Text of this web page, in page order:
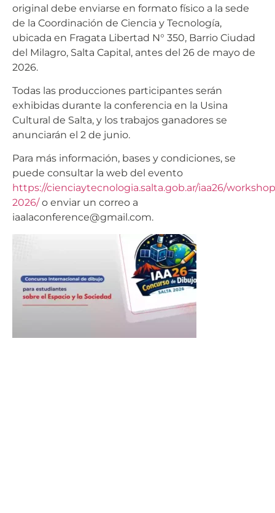
original debe enviarse en formato físico a la sede
de la Coordinación de Ciencia y Tecnología,
ubicada en Fragata Libertad N° 350, Barrio Ciudad
del Milagro, Salta Capital, antes del 26 de mayo de
2026.
Todas las producciones participantes serán
exhibidas durante la conferencia en la Usina
Cultural de Salta, y los trabajos ganadores se
anunciarán el 2 de junio.
Para más información, bases y condiciones, se
puede consultar la web del evento
https://cienciaytecnologia.salta.gob.ar/iaa26/
2026/o enviar un correo a
iaalaconference@gmail.com.